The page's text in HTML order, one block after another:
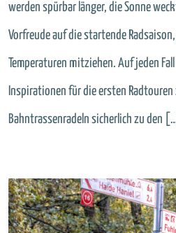
werden spürbar länger, die Sonne
Vorfreude auf die startende
Temperaturen mitziehen. Auf jeden
Inspirationen für die ersten Radtouren
Bahntrassenradeln sicherlich zu den